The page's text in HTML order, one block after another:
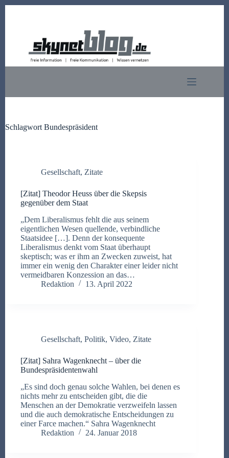
Schlagwort Bundespräsident
Gesellschaft, Zitate
[Zitat] Theodor Heuss über die Skepsis
gegenüber dem Staat
„Dem Liberalismus fehlt die aus seinem
eigentlichen Wesen quellende, verbindliche
Staatsidee […]. Denn der konsequente
Liberalismus denkt vom Staat überhaupt
skeptisch; was er ihm an Zwecken zuweist, hat
immer ein wenig den Charakter einer leider nicht
vermeidbaren Konzession an das…
Redaktion
13. April 2022
Gesellschaft, Politik, Video, Zitate
[Zitat] Sahra Wagenknecht – über die
Bundespräsidentenwahl
„Es sind doch genau solche Wahlen, bei denen es
nichts mehr zu entscheiden gibt, die die
Menschen an der Demokratie verzweifeln lassen
und die auch demokratische Entscheidungen zu
einer Farce machen.“ Sahra Wagenknecht
Redaktion
24. Januar 2018